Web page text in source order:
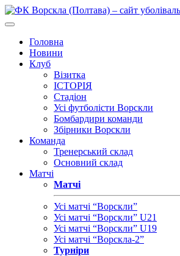
Головна
Новини
Клуб
Візитка
ІСТОРІЯ
Стадіон
Усі футболісти Ворскли
Бомбардири команди
Збірники Ворскли
Команда
Тренерський склад
Основний склад
Матчі
Матчі
Усі матчі “Ворскли”
Усі матчі “Ворскли” U21
Усі матчі “Ворскли” U19
Усі матчі “Ворскла-2”
Турніри